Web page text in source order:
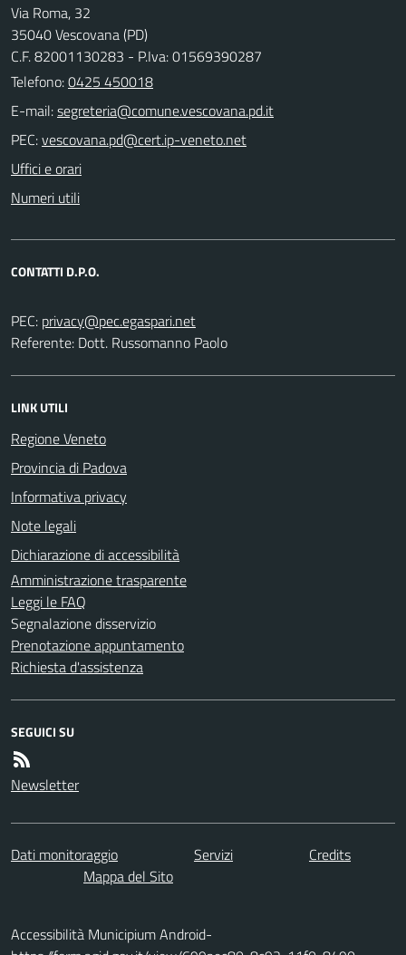
Via Roma, 32
35040 Vescovana (PD)
C.F. 82001130283 - P.Iva: 01569390287
Telefono:0425 450018
E-mail:
PEC:
Uffici e orari
Numeri utili
CONTATTI D.P.O.
PEC:
Referente: Dott. Russomanno Paolo
LINK UTILI
Regione Veneto
Provincia di Padova
Informativa privacy
Note legali
Dichiarazione di accessibilità
Amministrazione trasparente
Leggi le FAQ
Segnalazione disservizio
Prenotazione appuntamento
Richiesta d'assistenza
SEGUICI SU
Newsletter
Dati monitoraggio Servizi
Credits
Mappa del Sito
Accessibilità Municipium Android-